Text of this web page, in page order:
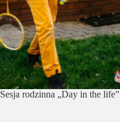
Sesja rodzinna „Day in the life”